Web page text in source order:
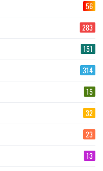
56
283
151
314
15
32
23
13